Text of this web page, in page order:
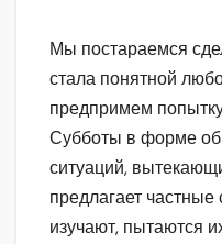
Мы постараемся
стала понятной
предпримем
Субботы в форме
ситуаций,
предлагает частные
изучают, пытаются